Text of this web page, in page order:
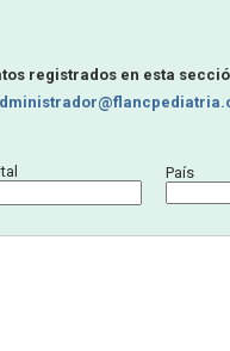
registrados en esta
País